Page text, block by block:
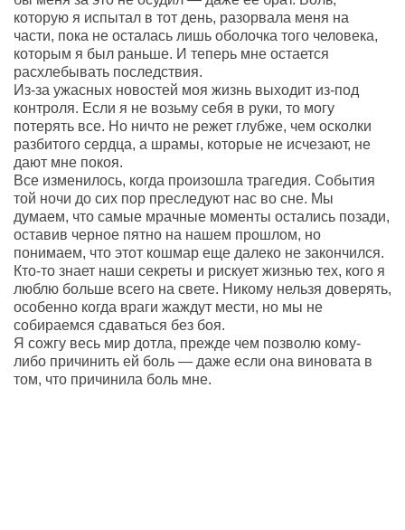
которую я испытал в тот день, разорвала меня на
части, пока не осталась лишь оболочка того человека,
которым я был раньше. И теперь мне остается
расхлебывать последствия.
Из-за ужасных новостей моя жизнь выходит из-под
контроля. Если я не возьму себя в руки, то могу
потерять все. Но ничто не режет глубже, чем осколки
разбитого сердца, а шрамы, которые не исчезают, не
дают мне покоя.
Все изменилось, когда произошла трагедия. События
той ночи до сих пор преследуют нас во сне. Мы
думаем, что самые мрачные моменты остались позади,
оставив черное пятно на нашем прошлом, но
понимаем, что этот кошмар еще далеко не закончился.
Кто-то знает наши секреты и рискует жизнью тех, кого я
люблю больше всего на свете. Никому нельзя доверять,
особенно когда враги жаждут мести, но мы не
собираемся сдаваться без боя.
Я сожгу весь мир дотла, прежде чем позволю кому-
либо причинить ей боль — даже если она виновата в
том, что причинила боль мне.